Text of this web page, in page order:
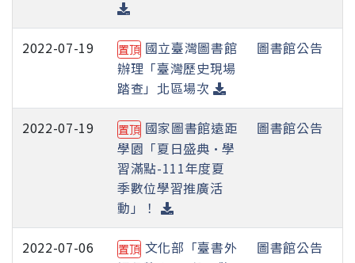
2022-07-19 置頂 國立臺灣圖書館
辦理「臺灣歷史現場
踏查」北區場次
圖書館公告
2022-07-19 置頂 國家圖書館遠距
學園「夏日盛典·學
習滿點-111年度夏
季數位學習推廣活
動」！
圖書館公告
2022-07-06 置頂 文化部「臺書外
圖書館公告